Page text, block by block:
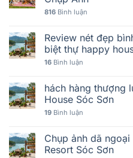
816 Bình luận
Review nét đẹp
biệt thự happy
16 Bình luận
hách hàng thượng
House Sóc Sơn
19 Bình luận
Chụp ảnh dã
Resort Sóc Sơn